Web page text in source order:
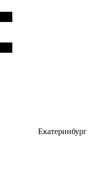
Екатеринбург